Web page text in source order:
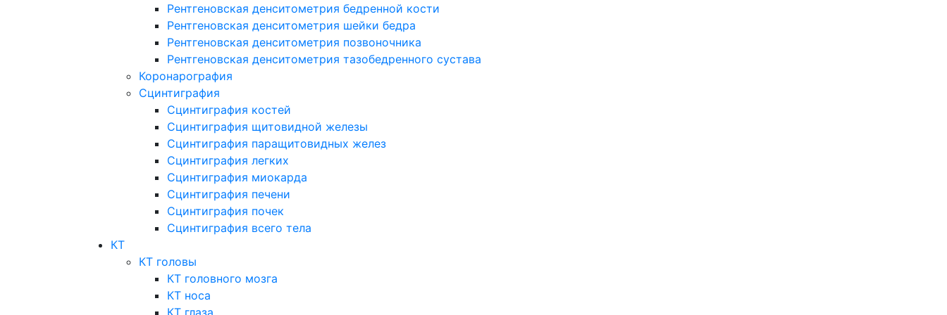
Рентгеновская денситометрия бедренной кости
Рентгеновская денситометрия шейки бедра
Рентгеновская денситометрия позвоночника
Рентгеновская денситометрия тазобедренного сустава
Коронарография
Сцинтиграфия
Сцинтиграфия костей
Сцинтиграфия щитовидной железы
Сцинтиграфия паращитовидных желез
Сцинтиграфия легких
Сцинтиграфия миокарда
Сцинтиграфия печени
Сцинтиграфия почек
Сцинтиграфия всего тела
КТ
КТ головы
КТ головного мозга
КТ носа
КТ глаза